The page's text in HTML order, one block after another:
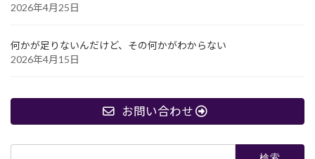
2026年4月25日
何かが足りないんだけど、その何かがわからない
2026年4月15日
お問い合わせ